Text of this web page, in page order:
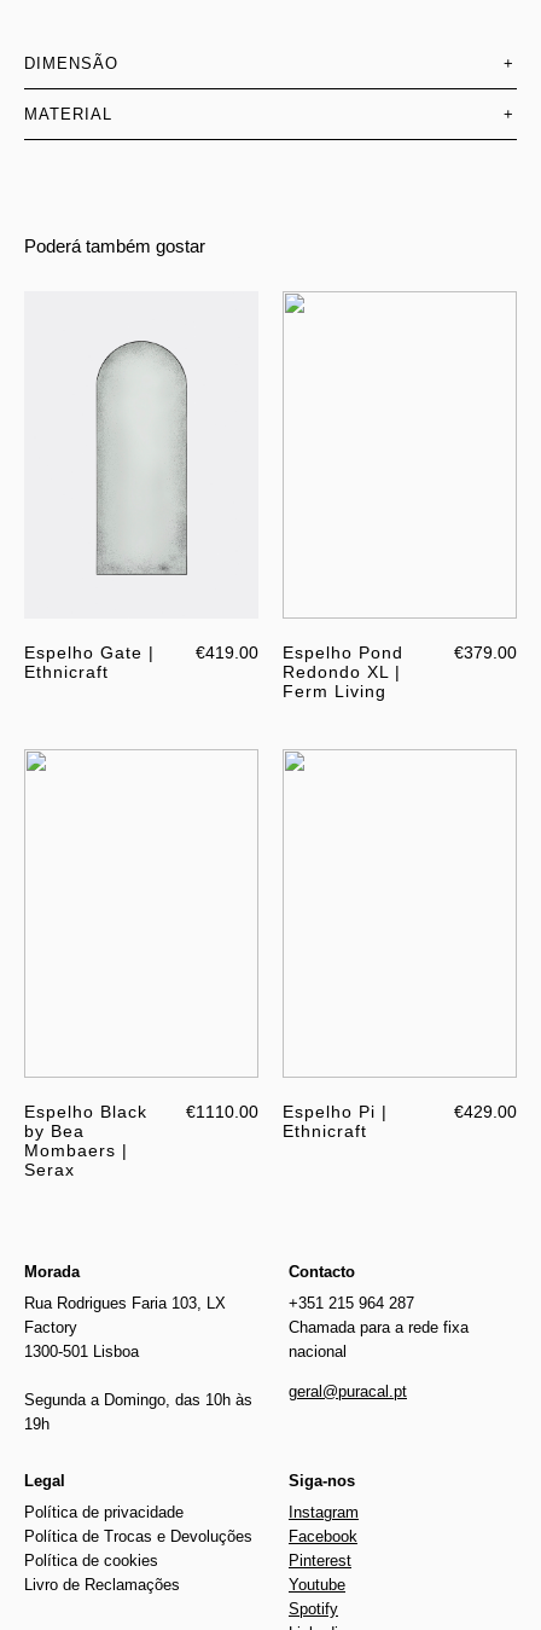
DIMENSÃO +
MATERIAL +
Poderá também gostar
Espelho Gate |
Ethnicraft
€419.00
Espelho Pond
Redondo XL |
Ferm Living
€379.00
Espelho Black
by Bea
Mombaers |
Serax
€1110.00
Espelho Pi |
Ethnicraft
€429.00
Morada
Rua Rodrigues Faria 103, LX
Factory
1300-501 Lisboa
Segunda a Domingo, das 10h às
19h
Contacto
+351 215 964 287
Chamada para a rede fixa
nacional
geral@puracal.pt
Legal
Política de privacidade
Política de Trocas e Devoluções
Política de cookies
Livro de Reclamações
Siga-nos
Instagram
Facebook
Pinterest
Youtube
Spotify